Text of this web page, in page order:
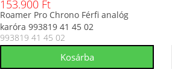
153.900 Ft
Roamer Pro Chrono Férfi analóg
karóra 993819 41 45 02
993819 41 45 02